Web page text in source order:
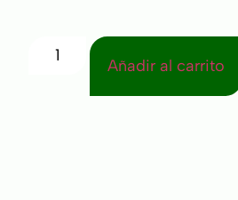
Añadir al carrito